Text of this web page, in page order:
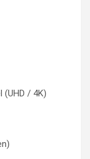
(UHD / 4K)